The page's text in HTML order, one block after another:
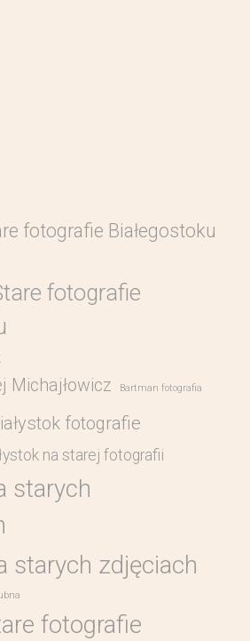
fotografie Białegostoku
fotografie
Michajłowicz Bartman fotografia
fotografie
na starej fotografii
starych
starych zdjęciach
fotografie